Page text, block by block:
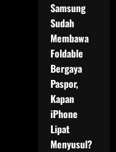
Samsung
Sudah
Membawa
Foldable
Bergaya
Paspor,
Kapan
iPhone
Lipat
Menyusul?